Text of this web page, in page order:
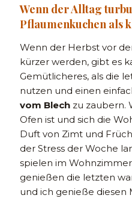
Wenn der Alltag
Pflaumenkuchen als
Wenn der Herbst vor
kürzer werden, gibt es
Gemütlicheres, als die
nutzen und einen
vom Blech zu zaubern.
Ofen ist und sich die
Duft von Zimt und
der Stress der Woche
spielen im
genießen die letzten
und ich genieße diesen